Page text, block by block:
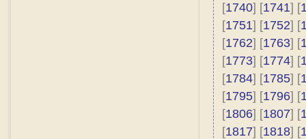
[1740] [1741] [
[1751] [1752] [
[1762] [1763] [
[1773] [1774] [
[1784] [1785] [
[1795] [1796] [
[1806] [1807] [
[1817] [1818] [